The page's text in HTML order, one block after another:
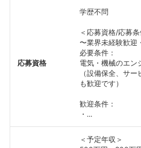
応募資格
学歴不問
＜応募資格/応募条
〜業界未経験歓迎
必要条件：
電気・機械のエン
（設備保全、サ
も歓迎です）
歓迎条件：
・...
＜予定年収＞